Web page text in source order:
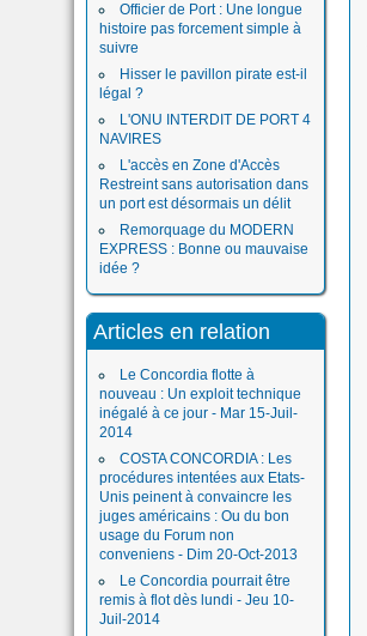
Officier de Port : Une longue
histoire pas forcement simple à
suivre
Hisser le pavillon pirate est-il
légal ?
L'ONU INTERDIT DE PORT 4
NAVIRES
L'accès en Zone d'Accès
Restreint sans autorisation dans
un port est désormais un délit
Remorquage du MODERN
EXPRESS : Bonne ou mauvaise
idée ?
Articles en relation
Le Concordia flotte à
nouveau : Un exploit technique
inégalé à ce jour - Mar 15-Juil-
2014
COSTA CONCORDIA : Les
procédures intentées aux Etats-
Unis peinent à convaincre les
juges américains : Ou du bon
usage du Forum non
conveniens - Dim 20-Oct-2013
Le Concordia pourrait être
remis à flot dès lundi - Jeu 10-
Juil-2014